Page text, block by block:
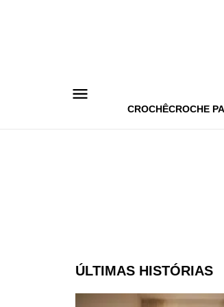
CROCHÊCROCHE
ÚLTIMAS HISTÓRIAS